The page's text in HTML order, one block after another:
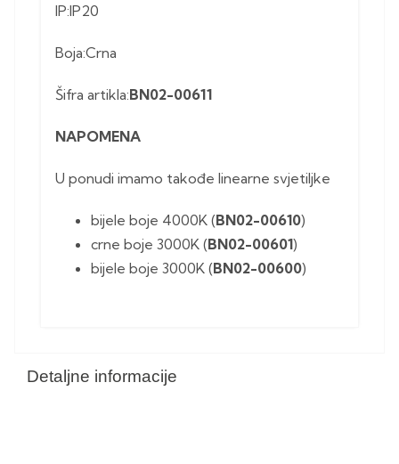
Detaljne informacije
IP:IP20
Boja:Crna
Šifra artikla:BN02-00611
NAPOMENA
U ponudi imamo takođe linearne svjetiljke
bijele boje 4000K (BN02-00610)
crne boje 3000K (BN02-00601)
bijele boje 3000K (BN02-00600)